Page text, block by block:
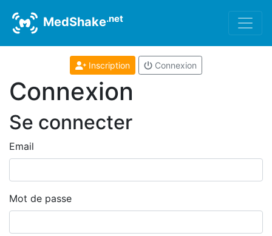
MedShake.net
Inscription Connexion
Connexion
Se connecter
Email
Mot de passe